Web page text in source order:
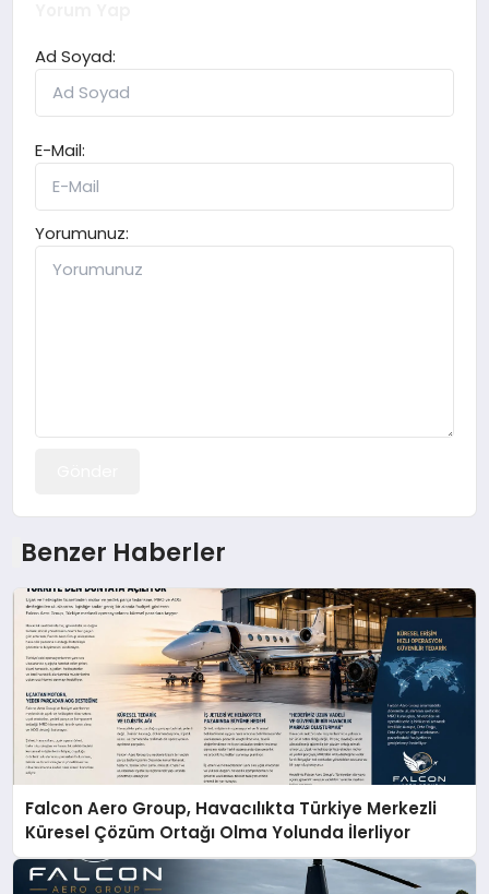
Ad Soyad:
E-Mail:
Yorumunuz:
Benzer Haberler
Falcon Aero Group, Havacılıkta Türkiye Merkezli
Küresel Çözüm Ortağı Olma Yolunda İlerliyor